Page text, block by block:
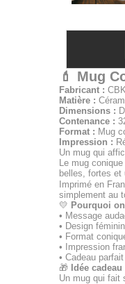
💄 Mug
Fabricant :
Matière :
Dimensions :
Contenance :
Format : Mug
Impression :
Un mug qui
Le mug conique
belles, fortes et
Imprimé en
simplement au
💛 Pourquoi
• Message
• Design
• Format
• Impression
• Cadeau
🎁 Idée cadeau
Un mug qui fait